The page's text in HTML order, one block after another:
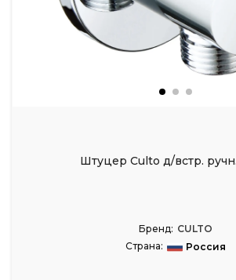
Штуцер Culto д/встр.
Бренд: CULTO
Страна:
Россия